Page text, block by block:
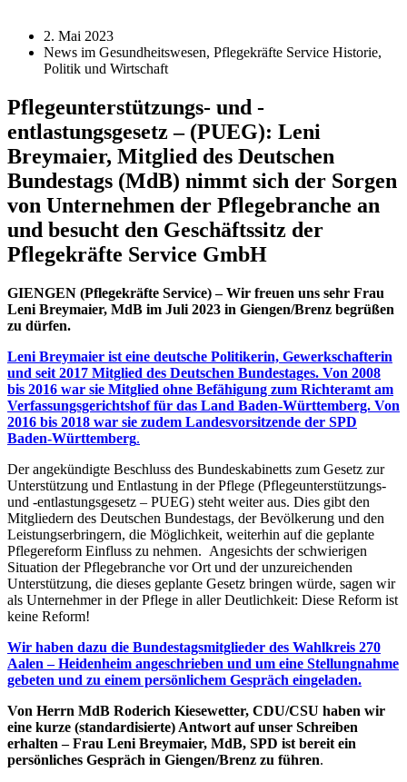
2. Mai 2023
News im Gesundheitswesen, Pflegekräfte Service Historie,
Politik und Wirtschaft
Pflegeunterstützungs- und -
entlastungsgesetz – (PUEG): Leni
Breymaier, Mitglied des Deutschen
Bundestags (MdB) nimmt sich der Sorgen
von Unternehmen der Pflegebranche an
und besucht den Geschäftssitz der
Pflegekräfte Service GmbH
GIENGEN (Pflegekräfte Service) – Wir freuen uns sehr Frau
Leni Breymaier, MdB im Juli 2023 in Giengen/Brenz begrüßen
zu dürfen.
Leni Breymaier ist eine deutsche Politikerin, Gewerkschafterin
und seit 2017 Mitglied des Deutschen Bundestages. Von 2008
bis 2016 war sie Mitglied ohne Befähigung zum Richteramt am
Verfassungsgerichtshof für das Land Baden-Württemberg. Von
2016 bis 2018 war sie zudem Landesvorsitzende der SPD
Baden-Württemberg.
Der angekündigte Beschluss des Bundeskabinetts zum Gesetz zur
Unterstützung und Entlastung in der Pflege (Pflegeunterstützungs-
und -entlastungsgesetz – PUEG) steht weiter aus. Dies gibt den
Mitgliedern des Deutschen Bundestags, der Bevölkerung und den
Leistungserbringern, die Möglichkeit, weiterhin auf die geplante
Pflegereform Einfluss zu nehmen. Angesichts der schwierigen
Situation der Pflegebranche vor Ort und der unzureichenden
Unterstützung, die dieses geplante Gesetz bringen würde, sagen wir
als Unternehmer in der Pflege in aller Deutlichkeit: Diese Reform ist
keine Reform!
Wir haben dazu die Bundestagsmitglieder des Wahlkreis 270
Aalen – Heidenheim angeschrieben und um eine Stellungnahme
gebeten und zu einem persönlichem Gespräch eingeladen.
Von Herrn MdB Roderich Kiesewetter, CDU/CSU haben wir
eine kurze (standardisierte) Antwort auf unser Schreiben
erhalten – Frau Leni Breymaier, MdB, SPD ist bereit ein
persönliches Gespräch in Giengen/Brenz zu führen.